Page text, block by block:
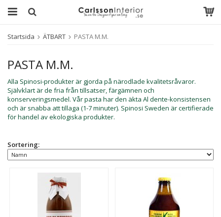
Startsida ÄTBART PASTA M.M.
PASTA M.M.
Alla Spinosi-produkter är gjorda på närodlade kvalitetsråvaror.
Självklart är de fria från tillsatser, färgämnen och
konserveringsmedel. Vår pasta har den äkta Al dente-konsistensen
och är snabba att tillaga (1-7 minuter). Spinosi Sweden är certifierade
för handel av ekologiska produkter.
Sortering: